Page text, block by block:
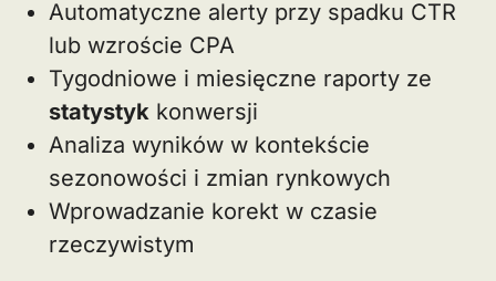
Automatyczne alerty przy spadku CTR
lub wzroście CPA
Tygodniowe i miesięczne raporty ze
statystyk konwersji
Analiza wyników w kontekście
sezonowości i zmian rynkowych
Wprowadzanie korekt w czasie
rzeczywistym